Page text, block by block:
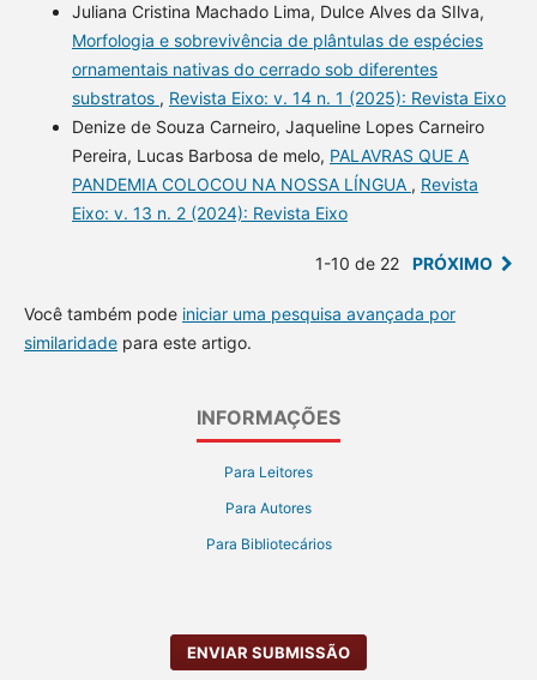
Juliana Cristina Machado Lima, Dulce Alves da SIlva,
Morfologia e sobrevivência de plântulas de espécies
ornamentais nativas do cerrado sob diferentes
substratos , Revista Eixo: v. 14 n. 1 (2025): Revista Eixo
Denize de Souza Carneiro, Jaqueline Lopes Carneiro
Pereira, Lucas Barbosa de melo, PALAVRAS QUE A
PANDEMIA COLOCOU NA NOSSA LÍNGUA , Revista
Eixo: v. 13 n. 2 (2024): Revista Eixo
1-10 de 22 PRÓXIMO
Você também pode iniciar uma pesquisa avançada por
similaridadepara este artigo.
INFORMAÇÕES
Para Leitores
Para Autores
Para Bibliotecários
ENVIAR SUBMISSÃO